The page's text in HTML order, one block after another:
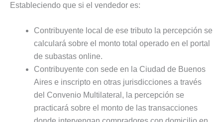
Estableciendo que si el vendedor es:
Contribuyente local de ese tributo la percepción se
calculará sobre el monto total operado en el portal
de subastas online.
Contribuyente con sede en la Ciudad de Buenos
Aires e inscripto en otras jurisdicciones a través
del Convenio Multilateral, la percepción se
practicará sobre el monto de las transacciones